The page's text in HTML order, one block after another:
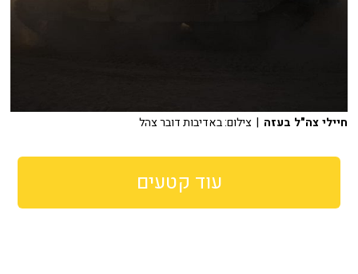
חיילי צה"ל בעזה | צילום: באדיבות דובר צהל
עוד קטעים